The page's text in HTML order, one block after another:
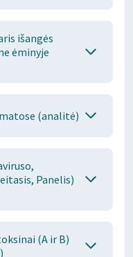
išangės
ėminyje
(analitė)
Panelis)
(A ir B)